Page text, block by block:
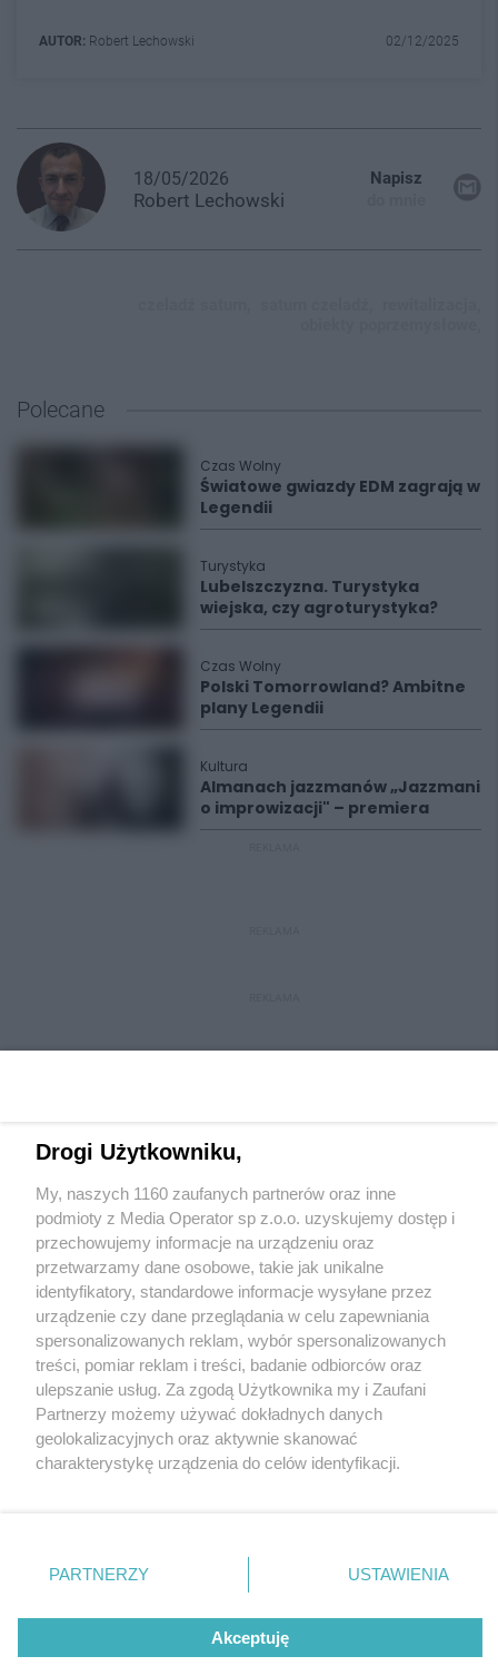
AUTOR: Robert Lechowski 02/12/2025
18/05/2026
Robert Lechowski
Napisz
Polecane
Czas Wolny
Światowe gwiazdy EDM zagrają w
Legendii
Turystyka
Lubelszczyzna. Turystyka
wiejska, czy agroturystyka?
Czas Wolny
Polski Tomorrowland? Ambitne
plany Legendii
Kultura
Almanach jazzmanów „Jazzmani
o improwizacji" – premiera
Wydawca mediówlokalnych
Nie zapomnij
zapoznać się z:
polityką prywatności
Twojemiasto
Piekary Śląskie
Chorzów
Tarnowskie Góry
Gliwice
Skontakuj sięz nami
Kontakt
Redakcja
Newsletter
Drogi Użytkowniku,
My, naszych 1160 zaufanych partnerów oraz inne
podmioty z Media Operator sp z.o.o. uzyskujemy dostęp i
przechowujemy informacje na urządzeniu oraz
przetwarzamy dane osobowe, takie jak unikalne
identyfikatory, standardowe informacje wysyłane przez
urządzenie czy dane przeglądania w celu zapewniania
spersonalizowanych reklam, wybór spersonalizowanych
treści, pomiar reklam i treści, badanie odbiorców oraz
ulepszanie usług. Za zgodą Użytkownika my i Zaufani
Partnerzy możemy używać dokładnych danych
geolokalizacyjnych oraz aktywnie skanować
charakterystykę urządzenia do celów identyfikacji.
zmienić/wycofać klikając przycisk ustawień prywatności
znajdujący się w lewym dolnym rogu strony
rodzaje przetwarzania danych nie wymagają zgody
użytkownika, ale masz prawo sprzeciwić się takiemu
przetwarzaniu. Preferencje będą miały zastosowania tylko
PARTNERZY USTAWIENIA
Akceptuję